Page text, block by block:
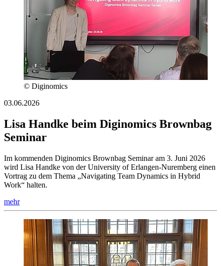
© Diginomics
03.06.2026
Lisa Handke beim Diginomics Brownbag
Seminar
Im kommenden Diginomics Brownbag Seminar am 3. Juni 2026
wird Lisa Handke von der University of Erlangen-Nuremberg einen
Vortrag zu dem Thema „Navigating Team Dynamics in Hybrid
Work“ halten.
mehr